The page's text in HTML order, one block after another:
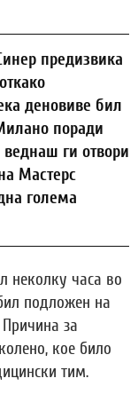
предизвика
деновиве бил
поради
ги отвори
Мастерс
голема
неколку часа во
подложен на
за
кое било
тим.